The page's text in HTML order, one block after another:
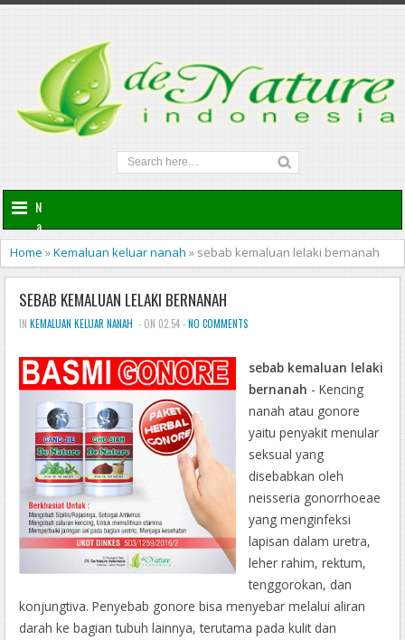
N
a
v
i
g
a
t
o
n
Home »Kemaluan keluar nanah » sebab kemaluan lelaki bernanah
SEBAB KEMALUAN LELAKI BERNANAH
IN KEMALUAN KELUAR NANAH - ON 02.54 -NO COMMENTS
sebab kemaluan lelaki
bernanah - Kencing
nanah atau gonore
yaitu penyakit menular
seksual yang
disebabkan oleh
neisseria gonorrhoeae
yang menginfeksi
lapisan dalam uretra,
leher rahim, rektum,
tenggorokan, dan
konjungtiva. Penyebab gonore bisa menyebar melalui aliran
darah ke bagian tubuh lainnya, terutama pada kulit dan